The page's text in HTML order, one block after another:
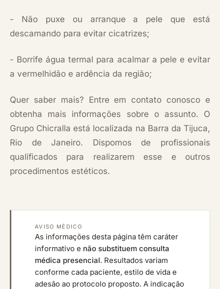
- Não puxe ou arranque a pele que está
descamando para evitar cicatrizes;
- Borrife água termal para acalmar a pele e evitar
a vermelhidão e ardência da região;
Quer saber mais? Entre em contato conosco e
obtenha mais informações sobre o assunto. O
Grupo Chicralla está localizada na Barra da Tijuca,
Rio de Janeiro. Dispomos de profissionais
qualificados para realizarem esse e outros
procedimentos estéticos.
AVISO MÉDICO
As informações desta página têm caráter
informativo e não substituem consulta
médica presencial. Resultados variam
conforme cada paciente, estilo de vida e
adesão ao protocolo proposto. A indicação